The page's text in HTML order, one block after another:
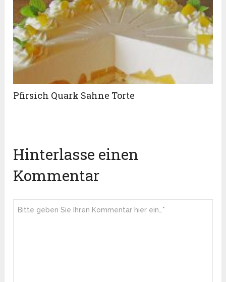
Pfirsich Quark Sahne Torte
Hinterlasse einen
Kommentar